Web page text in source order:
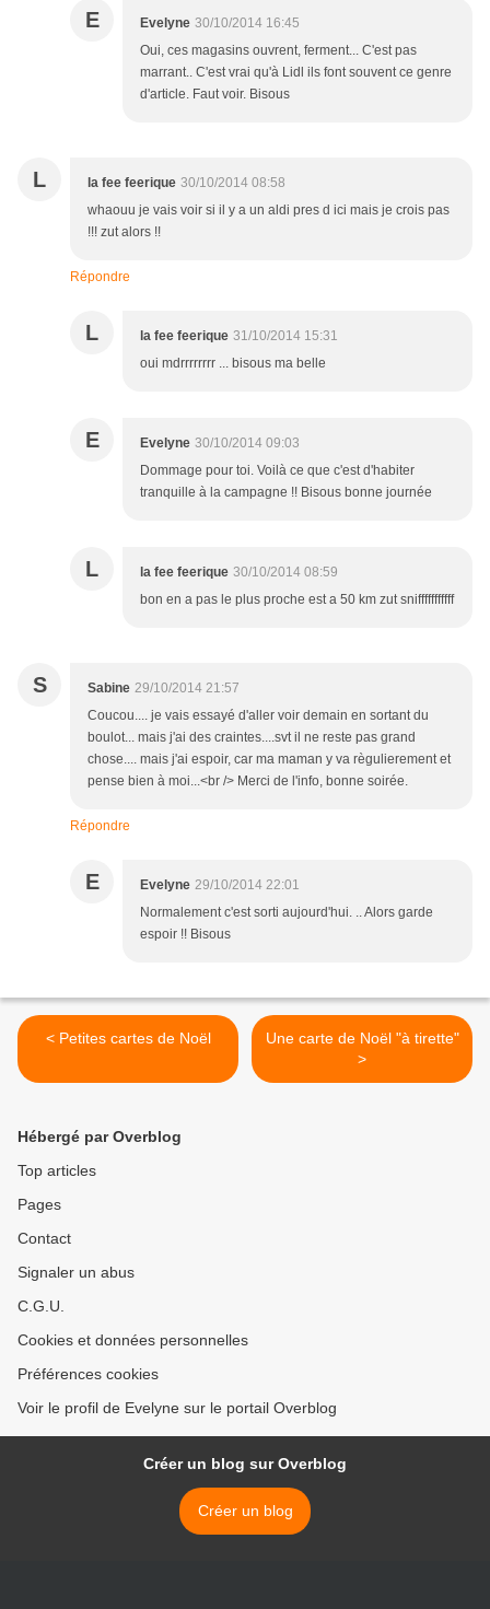
E Evelyne 30/10/2014 16:45
Oui, ces magasins ouvrent, ferment... C'est pas
marrant.. C'est vrai qu'à Lidl ils font souvent ce genre
d'article. Faut voir. Bisous
L la fee feerique 30/10/2014 08:58
whaouu je vais voir si il y a un aldi pres d ici mais je crois pas
!!! zut alors !!
Répondre
L la fee feerique 31/10/2014 15:31
oui mdrrrrrrrr ... bisous ma belle
E Evelyne 30/10/2014 09:03
Dommage pour toi. Voilà ce que c'est d'habiter
tranquille à la campagne !! Bisous bonne journée
L la fee feerique 30/10/2014 08:59
bon en a pas le plus proche est a 50 km zut snifffffffffff
S Sabine 29/10/2014 21:57
Coucou.... je vais essayé d'aller voir demain en sortant du
boulot... mais j'ai des craintes....svt il ne reste pas grand
chose.... mais j'ai espoir, car ma maman y va règulierement et
pense bien à moi...<br /> Merci de l'info, bonne soirée.
Répondre
E Evelyne 29/10/2014 22:01
Normalement c'est sorti aujourd'hui. .. Alors garde
espoir !! Bisous
< Petites cartes de Noël
Une carte de Noël "à tirette"
>
Hébergé par Overblog
Top articles
Pages
Contact
Signaler un abus
C.G.U.
Cookies et données personnelles
Préférences cookies
Voir le profil de Evelyne sur le portail Overblog
Créer un blog sur Overblog
Créer un blog